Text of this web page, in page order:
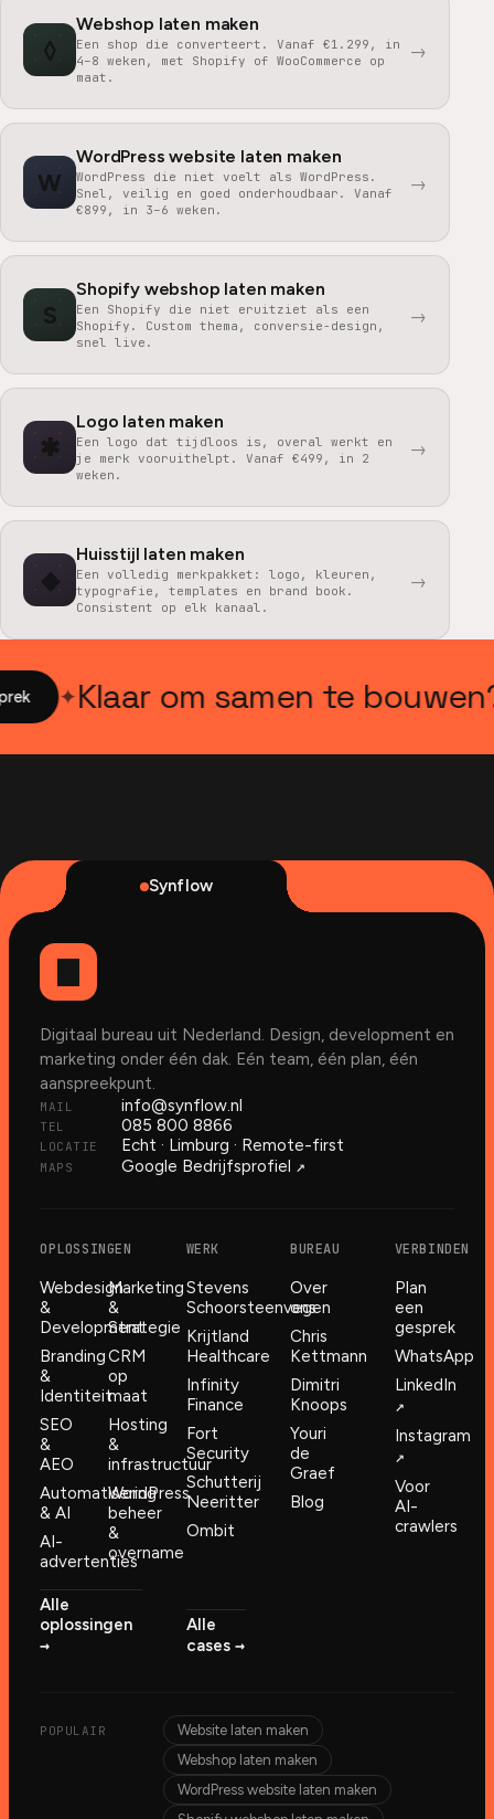
◊
Webshop laten maken
Een shop die converteert. Vanaf €1.299, in
4–8 weken, met Shopify of WooCommerce op
maat.
→
W
WordPress website laten maken
WordPress die niet voelt als WordPress.
Snel, veilig en goed onderhoudbaar. Vanaf
€899, in 3–6 weken.
→
S
Shopify webshop laten maken
Een Shopify die niet eruitziet als een
Shopify. Custom thema, conversie-design,
snel live.
→
✱
Logo laten maken
Een logo dat tijdloos is, overal werkt en
je merk vooruithelpt. Vanaf €499, in 2
weken.
→
◆
Huisstijl laten maken
Een volledig merkpakket: logo, kleuren,
typografie, templates en brand book.
Consistent op elk kanaal.
→
✦Klaar om samen te bouwen?
Synflow
Digitaal bureau uit Nederland. Design, development en
marketing onder één dak. Eén team, één plan, één
aanspreekpunt.
MAIL info@synflow.nl
TEL 085 800 8866
LOCATIE Echt · Limburg · Remote-first
MAPS Google Bedrijfsprofiel ↗︎
OPLOSSINGEN
Webdesign
&
Development
Branding
&
Identiteit
SEO
&
AEO
Automatisering
& AI
AI-
advertenties
Marketing
&
Strategie
CRM
op
maat
Hosting
&
infrastructuur
WordPress
beheer
&
overname
Alle
oplossingen
→︎
WERK
Stevens
Schoorsteenvegen
Krijtland
Healthcare
Infinity
Finance
Fort
Security
Schutterij
Neeritter
Ombit
Alle
cases →︎
BUREAU
Over
ons
Chris
Kettmann
Dimitri
Knoops
Youri
de
Graef
Blog
VERBINDEN
Plan
een
gesprek
WhatsApp
LinkedIn
↗︎
Instagram
↗︎
Voor
AI-
crawlers
POPULAIR
Website laten maken
Webshop laten maken
WordPress website laten maken